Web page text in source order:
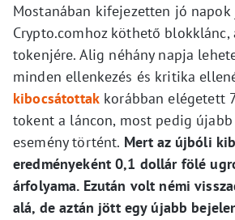
Mostanában kifejezetten jó napok
Crypto.comhoz köthető blokklánc,
tokenjére. Alig néhány napja
minden ellenkezés és kritika
kibocsátottakkorábban elégetett
tokent a láncon, most pedig
esemény történt. Mert az újbóli
eredményeként 0,1 dollár fölé
árfolyama. Ezután volt némi
alá, de aztán jött egy újabb